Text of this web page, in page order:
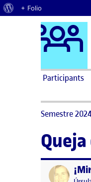
Quant al WordPress
+ Folio
Saltar al contingut
Participants
Semestre
Publicat per